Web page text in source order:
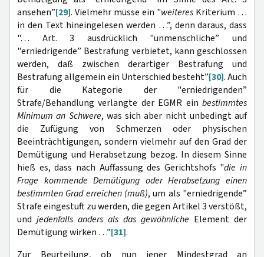
ansehen”[29]. Vielmehr müsse ein "weiteres Kriterium …
in den Text hineingelesen werden …”, denn daraus, dass
"… Art. 3 ausdrücklich "unmenschliche” und
"erniedrigende” Bestrafung verbietet, kann geschlossen
werden, daß zwischen derartiger Bestrafung und
Bestrafung allgemein ein Unterschied besteht”[30]. Auch
für die Kategorie der "erniedrigenden”
Strafe/Behandlung verlangte der EGMR ein bestimmtes
Minimum an Schwere, was sich aber nicht unbedingt auf
die Zufügung von Schmerzen oder physischen
Beeinträchtigungen, sondern vielmehr auf den Grad der
Demütigung und Herabsetzung bezog. In diesem Sinne
hieß es, dass nach Auffassung des Gerichtshofs "die in
Frage kommende Demütigung oder Herabsetzung einen
bestimmten Grad erreichen (muß), um als "erniedrigende”
Strafe eingestuft zu werden, die gegen Artikel 3 verstößt,
und jedenfalls anders als das gewöhnliche Element der
Demütigung wirken …”[31].